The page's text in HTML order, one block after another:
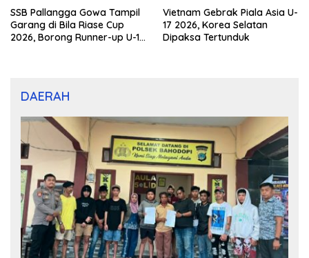
SSB Pallangga Gowa Tampil
Garang di Bila Riase Cup
2026, Borong Runner-up U-10
Vietnam Gebrak Piala Asia U-
17 2026, Korea Selatan
Dipaksa Tertunduk
DAERAH